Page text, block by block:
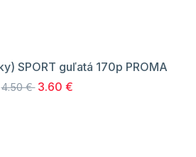
SPORT guľatá 170p PROMA
4.50 € 3.60 €